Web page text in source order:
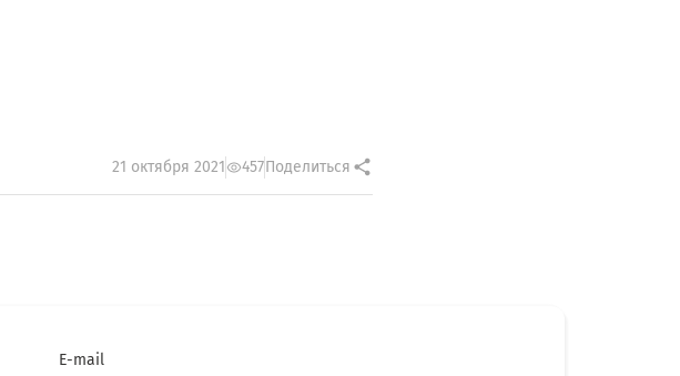
21 октября 2021 457Поделиться
E-mail